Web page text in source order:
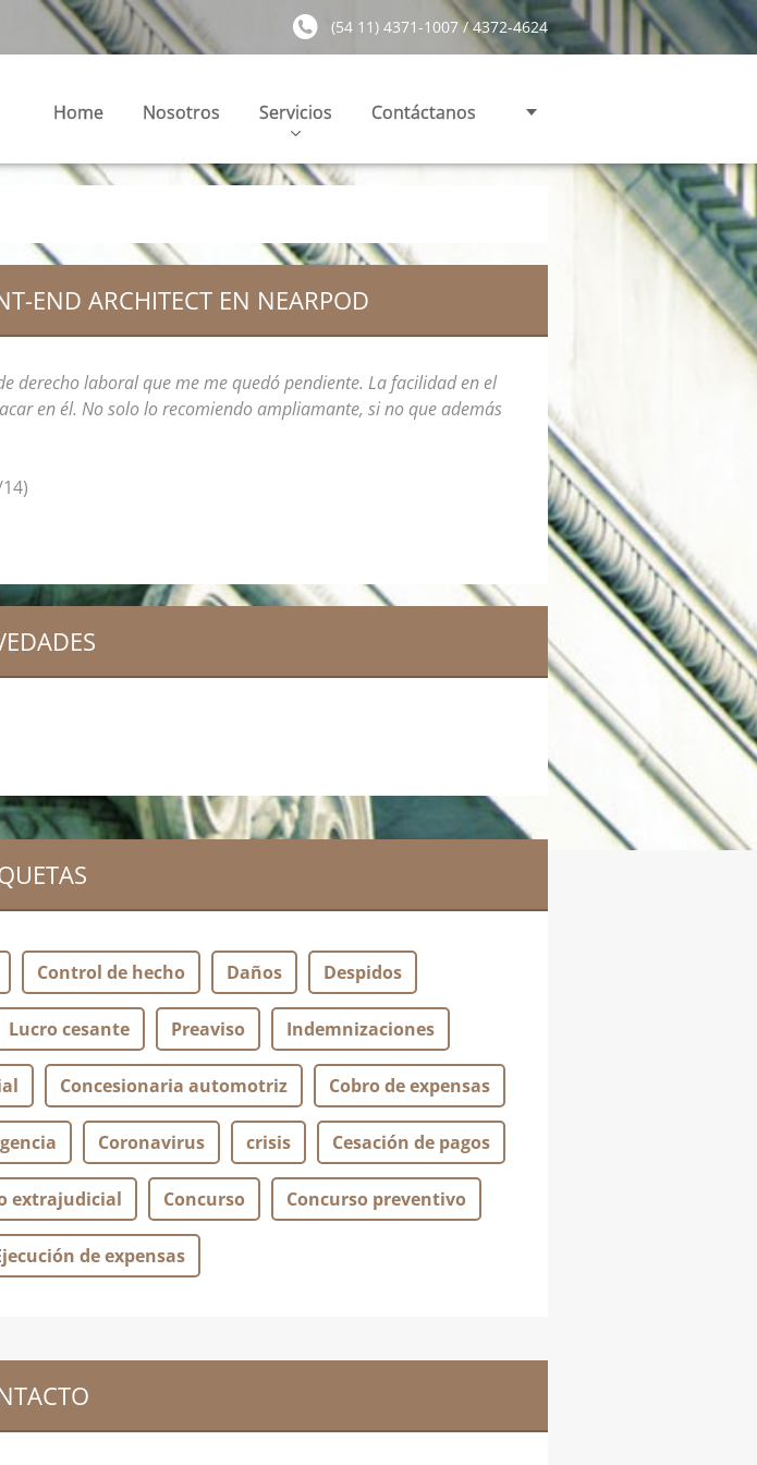
(54 11) 4371-1007 / 4372-4624
Home Nosotros Servicios Contáctanos
END ARCHITECT EN NEARPOD
derecho laboral que me me quedó pendiente. La facilidad en el
en él. No solo lo recomiendo ampliamante, si no que además
Control de hecho Daños Despidos
Lucro cesante Preaviso Indemnizaciones
Concesionaria automotriz Cobro de expensas
Coronavirus crisis Cesación de pagos
extrajudicial Concurso Concurso preventivo
de expensas